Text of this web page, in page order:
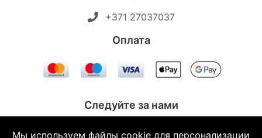
+371 27037037‬
Oплата
Следуйте за нами
Мы используем файлы cookie для персонализации